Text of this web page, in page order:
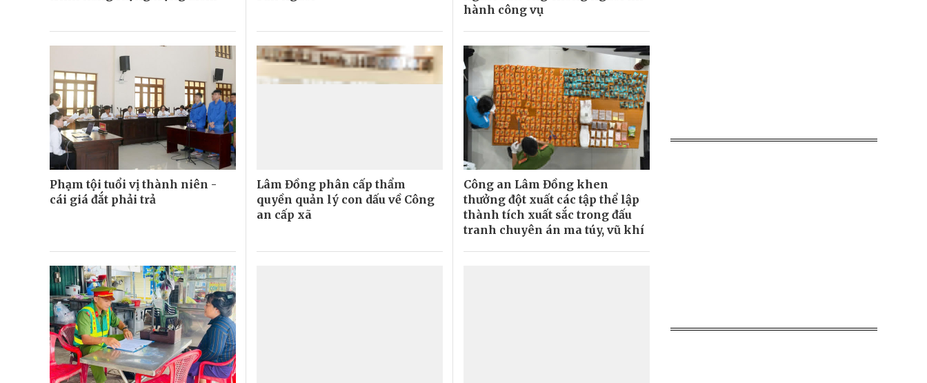
hành công vụ
Phạm tội tuổi vị thành niên -
cái giá đắt phải trả
Lâm Đồng phân cấp thẩm
quyền quản lý con dấu về Công
an cấp xã
Công an Lâm Đồng khen
thưởng đột xuất các tập thể lập
thành tích xuất sắc trong đấu
tranh chuyên án ma túy, vũ khí